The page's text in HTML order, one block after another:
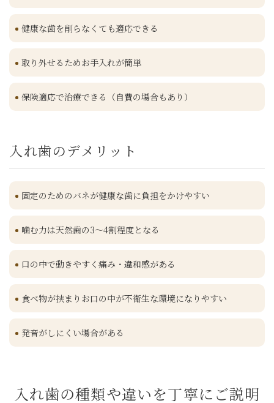
健康な歯を削らなくても適応できる
取り外せるためお手入れが簡単
保険適応で治療できる（自費の場合もあり）
入れ歯のデメリット
固定のためのバネが健康な歯に負担をかけやすい
噛む力は天然歯の3～4割程度となる
口の中で動きやすく痛み・違和感がある
食べ物が挟まりお口の中が不衛生な環境になりやすい
発音がしにくい場合がある
入れ歯の種類や違いを丁寧にご説明